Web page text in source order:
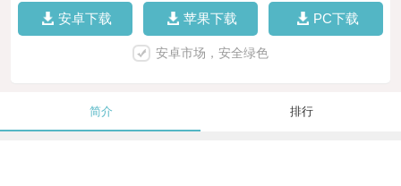
安卓下载 苹果下载 PC下载
安卓市场，安全绿色
简介 排行